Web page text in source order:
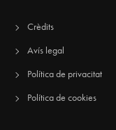
Crèdits
Avís legal
Política de privacitat
Política de cookies